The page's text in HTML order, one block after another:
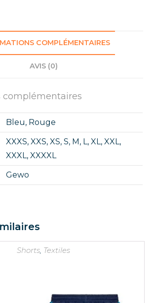
COMPLÉMENTAIRES
AVIS (0)
complémentaires
Bleu, Rouge
XXXS,XXS,XS,S, M, L,XL,XXL,
XXXL,XXXXL
Gewo
Shorts, Textiles